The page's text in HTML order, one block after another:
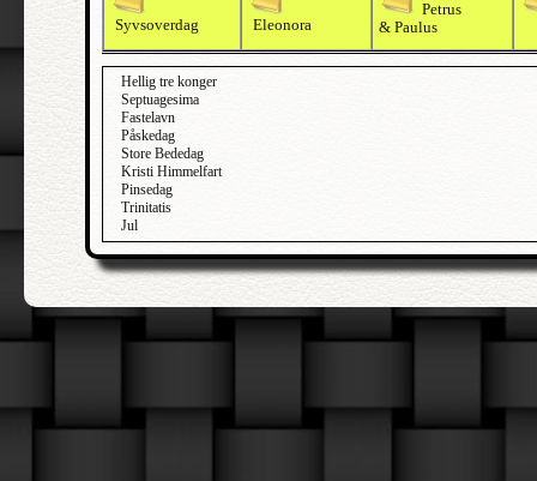
Syvsoverdag Eleonora
Petrus
& Paulus
Hellig tre konger
Septuagesima
Fastelavn
Påskedag
Store Bededag
Kristi Himmelfart
Pinsedag
Trinitatis
Jul